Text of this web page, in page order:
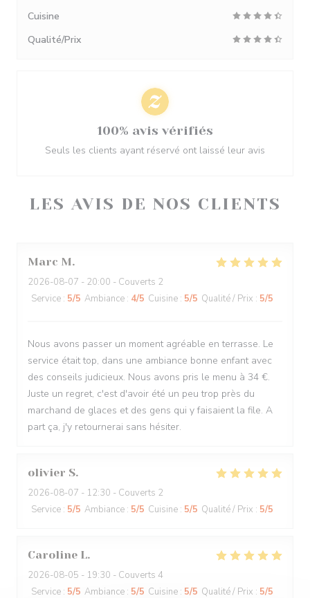
LES AVIS DE NOS CLIENTS
Marc M
2026-08-07 - 20:00 - Couverts 2
Service : 5/5 Ambiance : 4/5 Cuisine : 5/5 Qualité / Prix : 5/5
Nous avons passer un moment agréable en terrasse. Le
service était top, dans une ambiance bonne enfant avec
des conseils judicieux. Nous avons pris le menu à 34 €.
Juste un regret, c'est d'avoir été un peu trop près du
marchand de glaces et des gens qui y faisaient la file. A
part ça, j'y retournerai sans hésiter.
olivier S
2026-08-07 - 12:30 - Couverts 2
Service : 5/5 Ambiance : 5/5 Cuisine : 5/5 Qualité / Prix : 5/5
Caroline L
2026-08-05 - 19:30 - Couverts 4
Service : 5/5 Ambiance : 5/5 Cuisine : 5/5 Qualité / Prix : 5/5
Cuisine
Qualité/Prix
100% avis vérifiés
Seuls les clients ayant réservé ont laissé leur avis